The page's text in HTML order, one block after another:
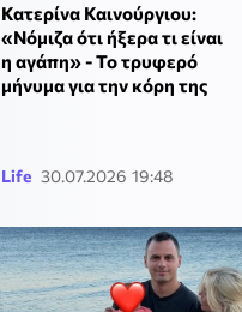
Κατερίνα Καινούργιου:
«Νόμιζα ότι ήξερα τι είναι
η αγάπη» - Το τρυφερό
μήνυμα για την κόρη της
Life 30.07.2026 19:48